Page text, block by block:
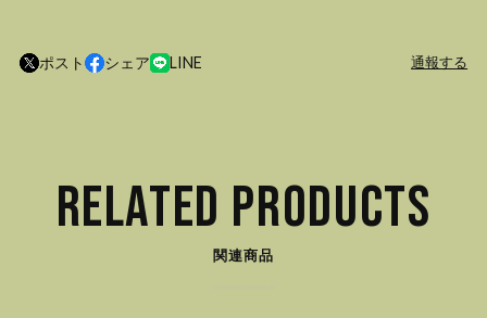
ポスト シェア LINE 通報する
RELATED PRODUCTS
関連商品